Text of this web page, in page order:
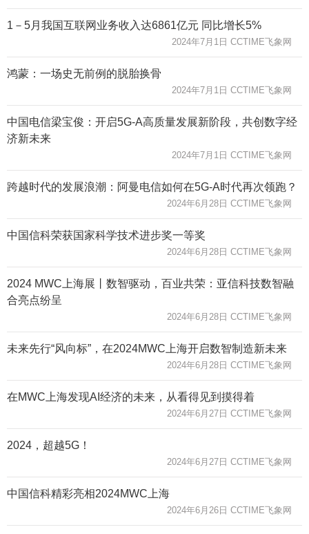
1－5月我国互联网业务收入达6861亿元 同比增长5%
2024年7月1日 CCTIME飞象网
鸿蒙：一场史无前例的脱胎换骨
2024年7月1日 CCTIME飞象网
中国电信梁宝俊：开启5G-A高质量发展新阶段，共创数字经
济新未来
2024年7月1日 CCTIME飞象网
跨越时代的发展浪潮：阿曼电信如何在5G-A时代再次领跑？
2024年6月28日 CCTIME飞象网
中国信科荣获国家科学技术进步奖一等奖
2024年6月28日 CCTIME飞象网
2024 MWC上海展丨数智驱动，百业共荣：亚信科技数智融
合亮点纷呈
2024年6月28日 CCTIME飞象网
未来先行“风向标”，在2024MWC上海开启数智制造新未来
2024年6月28日 CCTIME飞象网
在MWC上海发现AI经济的未来，从看得见到摸得着
2024年6月27日 CCTIME飞象网
2024，超越5G！
2024年6月27日 CCTIME飞象网
中国信科精彩亮相2024MWC上海
2024年6月26日 CCTIME飞象网